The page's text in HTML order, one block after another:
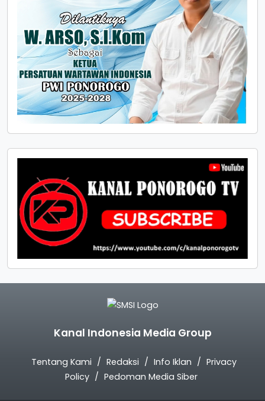
Kanal Indonesia Media Group
Tentang Kami Redaksi Info Iklan
Privacy
Policy
Pedoman Media Siber